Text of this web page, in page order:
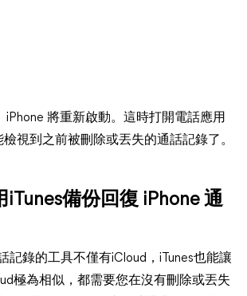
iPhone 將重新啟動。這時打開電話應用
視到之前被刪除或丟失的通話記錄了。
備份回復 iPhone 通
記錄的工具不僅有iCloud，iTunes也能讓
極為相似，都需要您在沒有刪除或丟失